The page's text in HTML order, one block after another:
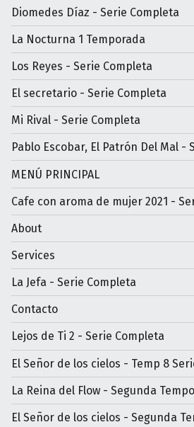
Diomedes Díaz - Serie Completa
La Nocturna 1 Temporada
Los Reyes - Serie Completa
El secretario - Serie Completa
Mi Rival - Serie Completa
Pablo Escobar, El Patrón Del Mal -
MENÚ PRINCIPAL
Cafe con aroma de mujer 2021 -
About
Services
La Jefa - Serie Completa
Contacto
Lejos de Ti 2 - Serie Completa
El Señor de los cielos - Temp 8
La Reina del Flow - Segunda
El Señor de los cielos - Segunda